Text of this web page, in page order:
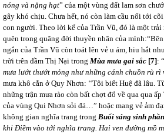
nóng và nặng hạt” của một vùng đất lam sơn
gây khó chịu. Chưa hết, nó còn làm cầu nối tới
con người. Theo lời kể của Trần Vũ, đó là một
quên trong quãng đời thuyền nhân của
ngắn của Trần Vũ còn toát lên vẻ u ám, hiu hắt
trời trên đầm Thị Nại trong Mùa mưa gai sắc [7]: “
mưa lướt thướt mỏng như những cánh chuồn rù rì
mưa khô cằn ở Quy Nhơn: ‘‘Tôi biết Huệ đã lâu.
những trận mưa rào còn bất chợt đổ về qua qua
của vùng Qui Nhơn sỏi đá…” hoặc mang vẻ ảm
không gian nghĩa trang trong Buổi sáng sinh phần
khi Điềm vào tới nghĩa trang. Hai ven đường mồ